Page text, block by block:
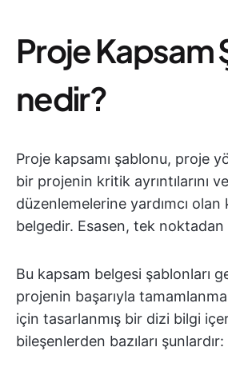
Proje Kapsam
nedir?
Proje kapsamı şablonu, proje
bir projenin kritik ayrıntılarını
düzenlemelerine yardımcı olan
belgedir. Esasen, tek noktadan
Bu kapsam belgesi şablonları
projenin başarıyla
için tasarlanmış bir dizi bilgi
bileşenlerden bazıları şunlardır: